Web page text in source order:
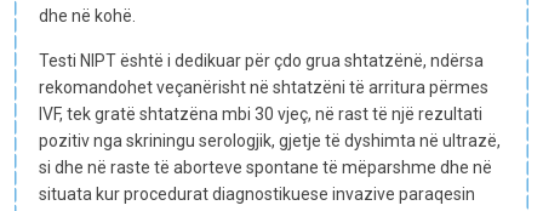
dhe në kohë.
Testi NIPT është i dedikuar për çdo grua shtatzënë, ndërsa
rekomandohet veçanërisht në shtatzëni të arritura përmes
IVF, tek gratë shtatzëna mbi 30 vjeç, në rast të një rezultati
pozitiv nga skriningu serologjik, gjetje të dyshimta në ultrazë,
si dhe në raste të aborteve spontane të mëparshme dhe në
situata kur procedurat diagnostikuese invazive paraqesin